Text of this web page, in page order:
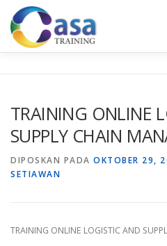
Lompat
konten
KONTAK KAMI
TRAINING ONLINE
SUPPLY CHAIN
DIPOSKAN PADA OKTOBER 29,
SETIAWAN
TRAINING ONLINE LOGISTIC AND